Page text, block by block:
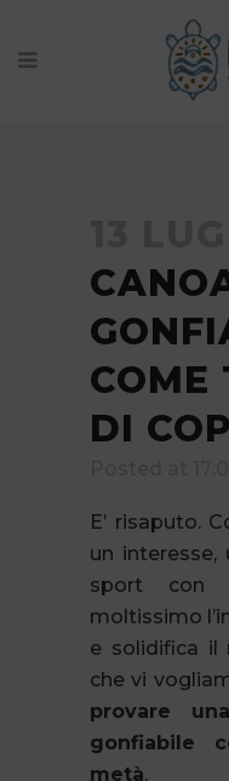
COME
DI
E’ risaputo.
un
sport con
moltissimo
e solidifica il
che vi
provare
gonfiabile
metà.